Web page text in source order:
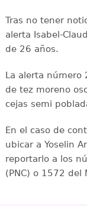
Tras no tener
alerta Isabel-
de 26 años.
La alerta número
de tez moreno
cejas semi
En el caso de
ubicar a Yoselin
reportarlo a los
(PNC) o 1572 del